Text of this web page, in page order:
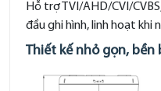
Hỗ trợ TVI/AHD/CVI/
đầu ghi hình, linh hoạt khi
Thiết kế nhỏ gọn, bền